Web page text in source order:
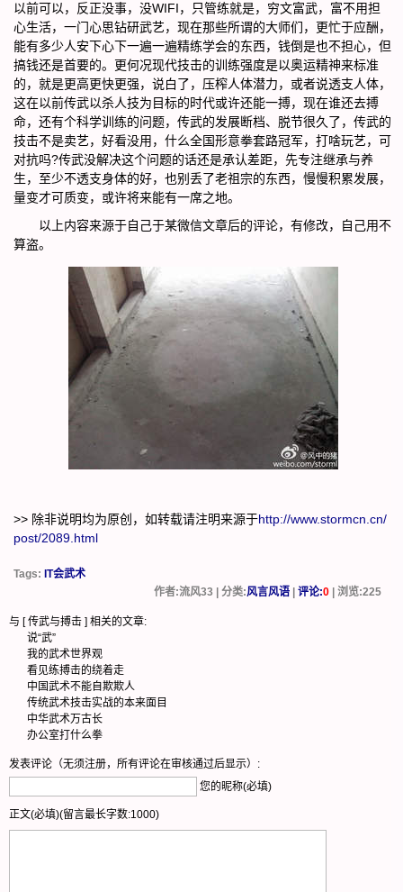
以前可以，反正没事，没WIFI，只管练就是，穷文富武，富不用担
心生活，一门心思钻研武艺，现在那些所谓的大师们，更忙于应酬，
能有多少人安下心下一遍一遍精练学会的东西，钱倒是也不担心，但
搞钱还是首要的。更何况现代技击的训练强度是以奥运精神来标准
的，就是更高更快更强，说白了，压榨人体潜力，或者说透支人体，
这在以前传武以杀人技为目标的时代或许还能一搏，现在谁还去搏
命，还有个科学训练的问题，传武的发展断档、脱节很久了，传武的
技击不是卖艺，好看没用，什么全国形意拳套路冠军，打啥玩艺，可
对抗吗?传武没解决这个问题的话还是承认差距，先专注继承与养
生，至少不透支身体的好，也别丢了老祖宗的东西，慢慢积累发展，
量变才可质变，或许将来能有一席之地。
以上内容来源于自己于某微信文章后的评论，有修改，自己用不
算盗。
>> 除非说明均为原创，如转载请注明来源于http://www.stormcn.cn/
post/2089.html
Tags: IT会武术
作者:流风33 | 分类:风言风语 |评论:0 | 浏览:225
与 [传武与搏击 ] 相关的文章:
说“武”
我的武术世界观
看见练搏击的绕着走
中国武术不能自欺欺人
传统武术技击实战的本来面目
中华武术万古长
办公室打什么拳
发表评论（无须注册，所有评论在审核通过后显示）:
您的昵称(必填)
正文(必填)(留言最长字数:1000)